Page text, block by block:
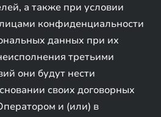
а также при условии
конфиденциальности
данных при их
третьими
они будут нести
своих договорных
и (или) в